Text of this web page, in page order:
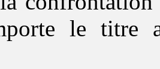
le titre